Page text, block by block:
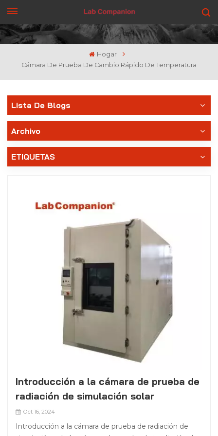
CONSIGUE UNA COTIZACIÓN
Hogar
Cámara De Prueba De Cambio Rápido De Temperatura
Lista De Blogs
Archivo
ETIQUETAS
Introducción a la cámara de prueba de
radiación de simulación solar
Oct 16, 2024
Introducción a la cámara de prueba de radiación de